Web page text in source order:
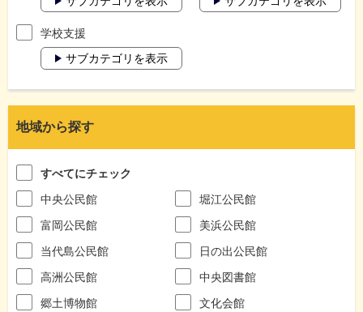
学校支援
サブカテゴリを表示
地域から探す
すべてにチェック
中央公民館
堀江公民館
富岡公民館
美浜公民館
当代島公民館
日の出公民館
高洲公民館
中央図書館
郷土博物館
文化会館